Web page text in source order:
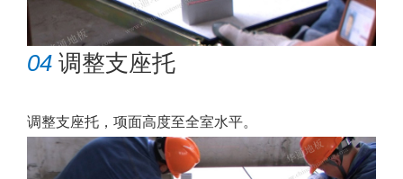
04 调整支座托
调整支座托，项面高度至全室水平。